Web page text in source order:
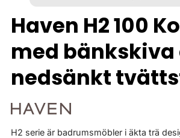
Haven H2 100
med bänkskiva
nedsänkt
H2 serie är badrumsmöbler i äkta trä